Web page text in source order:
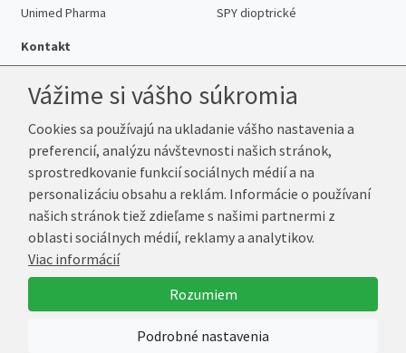
Unimed Pharma
SPY dioptrické
Kontakt
Telefón:+421 222 205 863
E-mail:info@k-sosovky.sk
Reklamačná adresa
Andrea Votavová
Revoluční 1017
290 01 Poděbrady
Česká republika
VytvorilMarek Kebza
Vážime si vášho súkromia
Cookies sa používajú na ukladanie vášho nastavenia a
preferencií, analýzu návštevnosti našich stránok,
sprostredkovanie funkcií sociálnych médií a na
personalizáciu obsahu a reklám. Informácie o používaní
našich stránok tiež zdieľame s našimi partnermi z
oblasti sociálnych médií, reklamy a analytikov.
Viac informácií
Rozumiem
Podrobné nastavenia